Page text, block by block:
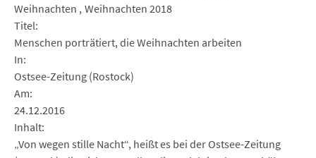
Weihnachten Weihnachten 2018
Titel
Menschen porträtiert, die Weihnachten arbeiten
In
Ostsee-Zeitung (Rostock)
Am
24.12.2016
Inhalt
„Von wegen stille Nacht“, heißt es bei der Ostsee-Zeitung